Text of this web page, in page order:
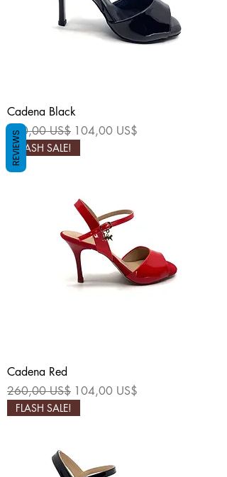
Cadena Black
Precio
260,00 US$ Precio de oferta
104,00 US$
FLASH SALE!
Cadena Red
Precio
260,00 US$ Precio de oferta
104,00 US$
FLASH SALE!
REVIEWS